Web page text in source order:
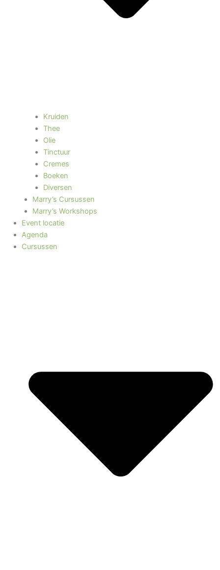
Kruiden
Thee
Olie
Tinctuur
Cremes
Boeken
Diversen
Marry’s Cursussen
Marry’s Workshops
Event locatie
Agenda
Cursussen